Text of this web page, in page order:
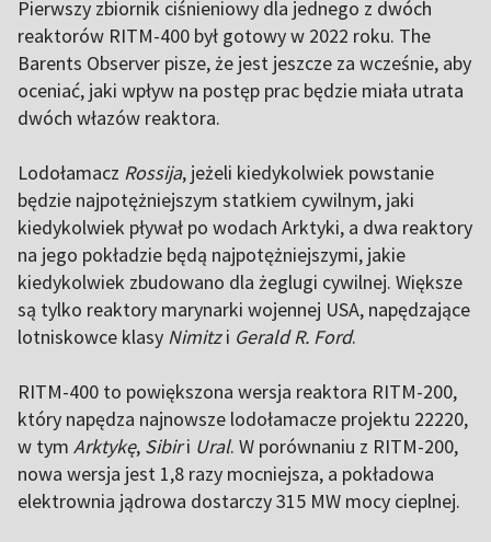
Pierwszy zbiornik ciśnieniowy dla jednego z dwóch
reaktorów RITM-400 był gotowy w 2022 roku. The
Barents Observer pisze, że jest jeszcze za wcześnie, aby
oceniać, jaki wpływ na postęp prac będzie miała utrata
dwóch włazów reaktora.
Lodołamacz Rossija, jeżeli kiedykolwiek powstanie
będzie najpotężniejszym statkiem cywilnym, jaki
kiedykolwiek pływał po wodach Arktyki, a dwa reaktory
na jego pokładzie będą najpotężniejszymi, jakie
kiedykolwiek zbudowano dla żeglugi cywilnej. Większe
są tylko reaktory marynarki wojennej USA, napędzające
lotniskowce klasy Nimitzi Gerald R. Ford.
RITM-400 to powiększona wersja reaktora RITM-200,
który napędza najnowsze lodołamacze projektu 22220,
w tym Arktykę, Sibiri Ural. W porównaniu z RITM-200,
nowa wersja jest 1,8 razy mocniejsza, a pokładowa
elektrownia jądrowa dostarczy 315 MW mocy cieplnej.